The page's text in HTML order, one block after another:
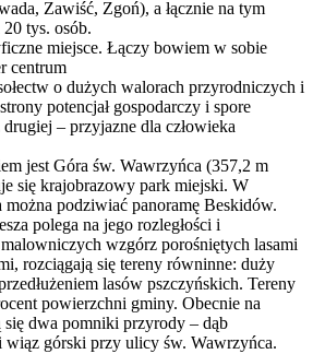
Zawiść, Zgoń), a łącznie na tym
tys. osób.
miejsce. Łączy bowiem w sobie
centrum
o dużych walorach przyrodniczych i
potencjał gospodarczy i spore
– przyjazne dla człowieka
jest Góra św. Wawrzyńca (357,2 m
się krajobrazowy park miejski. W
podziwiać panoramę Beskidów.
polega na jego rozległości i
wzgórz porośniętych lasami
rozciągają się tereny równinne: duży
lasów pszczyńskich. Tereny
powierzchni gminy. Obecnie na
się dwa pomniki przyrody – dąb
górski przy ulicy św. Wawrzyńca.